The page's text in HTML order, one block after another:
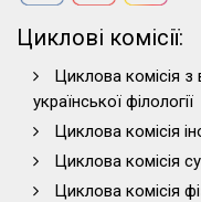
Циклові комісії:
Циклова комісія з
української філології
Циклова комісія
Циклова комісія
Циклова комісія